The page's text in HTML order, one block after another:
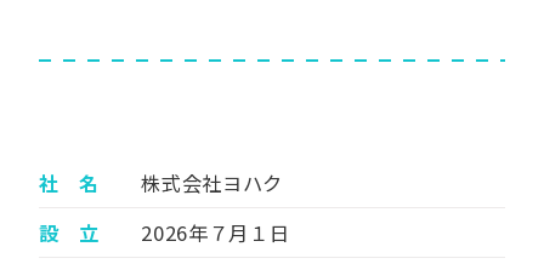
社 名
株式会社ヨハク
設 立
2026年７月１日